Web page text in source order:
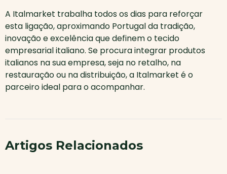
A Italmarket trabalha todos os dias para reforçar
esta ligação, aproximando Portugal da tradição,
inovação e excelência que definem o tecido
empresarial italiano. Se procura integrar produtos
italianos na sua empresa, seja no retalho, na
restauração ou na distribuição, a Italmarket é o
parceiro ideal para o acompanhar.
Artigos Relacionados